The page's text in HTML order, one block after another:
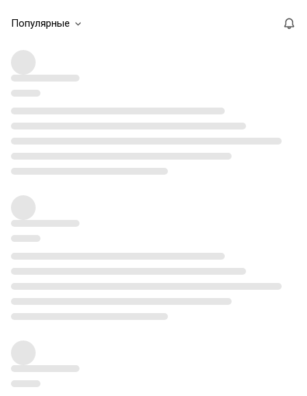
Популярные